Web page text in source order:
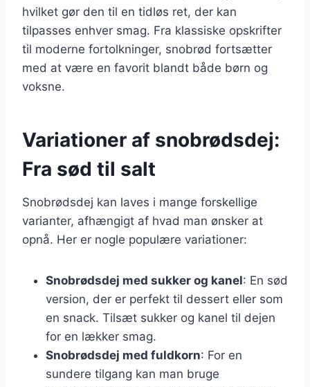
hvilket gør den til en tidløs ret, der kan
tilpasses enhver smag. Fra klassiske opskrifter
til moderne fortolkninger, snobrød fortsætter
med at være en favorit blandt både børn og
voksne.
Variationer af snobrødsdej:
Fra sød til salt
Snobrødsdej kan laves i mange forskellige
varianter, afhængigt af hvad man ønsker at
opnå. Her er nogle populære variationer:
Snobrødsdej med sukker og kanel: En sød
version, der er perfekt til dessert eller som
en snack. Tilsæt sukker og kanel til dejen
for en lækker smag.
Snobrødsdej med fuldkorn: For en
sundere tilgang kan man bruge